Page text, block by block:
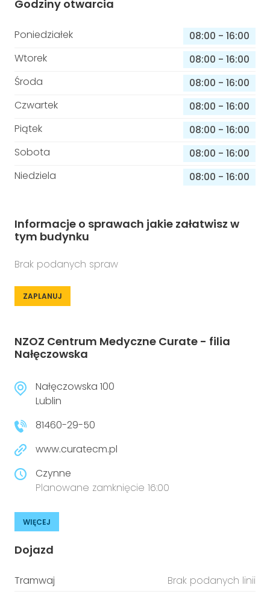
Godziny otwarcia
Poniedziałek 08:00 - 16:00
Wtorek
08:00 - 16:00
Środa
08:00 - 16:00
Czwartek
08:00 - 16:00
Piątek
08:00 - 16:00
Sobota
08:00 - 16:00
Niedziela
08:00 - 16:00
Informacje o sprawach jakie załatwisz w
tym budynku
Brak podanych spraw
ZAPLANUJ
NZOZ Centrum Medyczne Curate - filia
Nałęczowska
Nałęczowska 100
Lublin
81460-29-50
www.curatecm.pl
Czynne
Planowane zamknięcie 16:00
WIĘCEJ
Dojazd
Tramwaj
Brak podanych linii